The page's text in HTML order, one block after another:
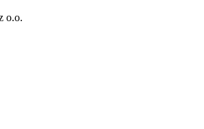
o.o.